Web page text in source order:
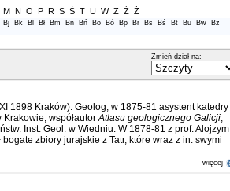
M N O P R S Ś T U W Z Ź Ż
Bj Bk Bl Bł Bm Bn Bń Bo Bó Bp Br Bs Bś Bt Bu Bw
Bz
Zmień dział na:
1898 Kraków). Geolog, w 1875-81 asystent katedry
Krakowie, współautorAtlasu geologicznego Galicji,
Inst. Geol. w Wiedniu. W 1878-81 z prof. Alojzym
zbiory jurajskie z Tatr, które wraz z in. swymi
więcej